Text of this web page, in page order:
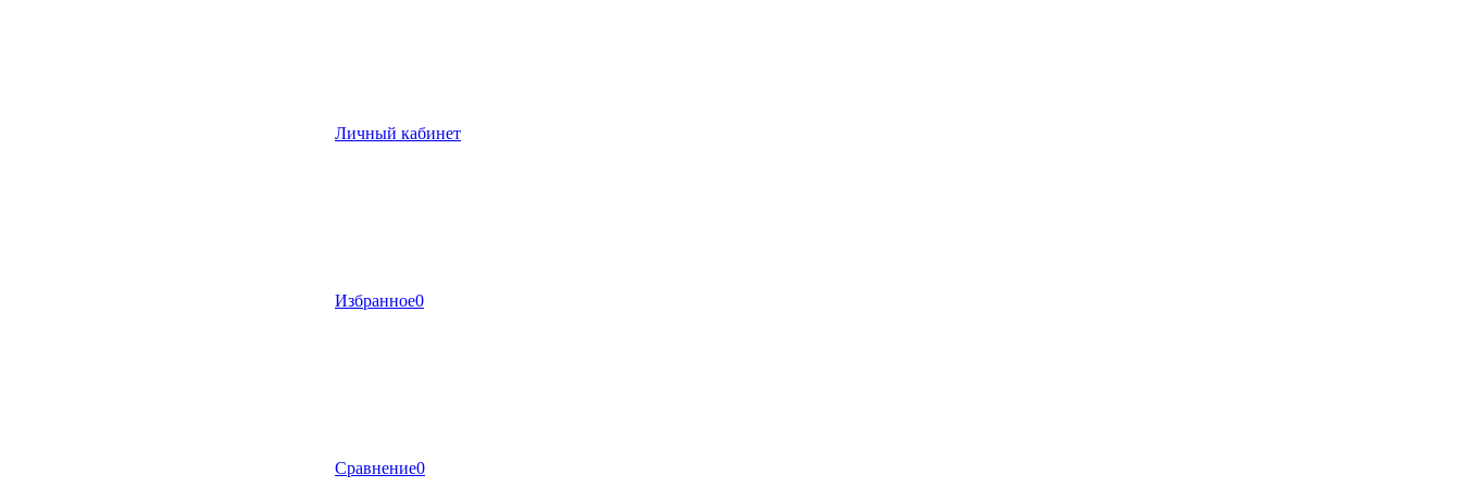
Личный кабинет
Избранное0
Сравнение0